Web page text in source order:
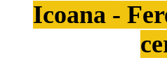
Icoana -